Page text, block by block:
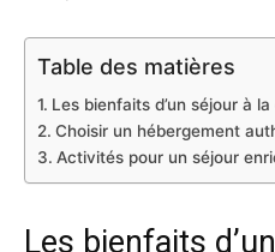
Table des matières
Les bienfaits d’un séjour à
Choisir un hébergement
Activités pour un séjour
Les bienfaits